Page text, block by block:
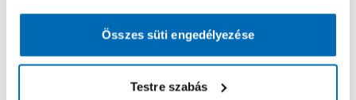
Összes süti engedélyezése
Testre szabás